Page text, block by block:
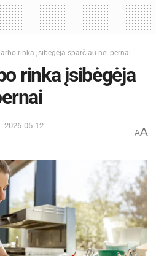
rinka įsibėgėja sparčiau nei pernai
rinka įsibėgėja
2026-05-12
AA